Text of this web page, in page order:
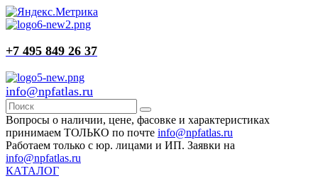
+7 495 849 26 37
info@npfatlas.ru
Вопросы о наличии, цене, фасовке и характеристиках
принимаем ТОЛЬКО по почте info@npfatlas.ru
Работаем только с юр. лицами и ИП. Заявки на
info@npfatlas.ru
КАТАЛОГ